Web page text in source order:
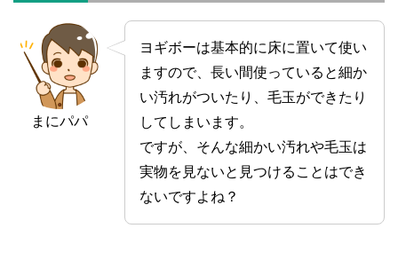
まにパパ
ヨギボーは基本的に床に置いて使い
ますので、長い間使っていると細か
い汚れがついたり、毛玉ができたり
してしまいます。
ですが、そんな細かい汚れや毛玉は
実物を見ないと見つけることはでき
ないですよね？